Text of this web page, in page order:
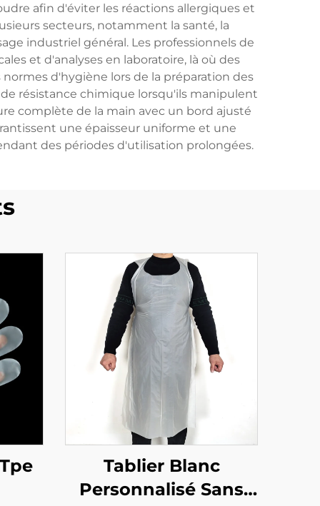
afin d'éviter les réactions allergiques et
secteurs, notamment la santé, la
industriel général. Les professionnels de
et d'analyses en laboratoire, là où des
d'hygiène lors de la préparation des
résistance chimique lorsqu'ils manipulent
complète de la main avec un bord ajusté
une épaisseur uniforme et une
des périodes d'utilisation prolongées.
Tablier Blanc
Personnalisé Sans